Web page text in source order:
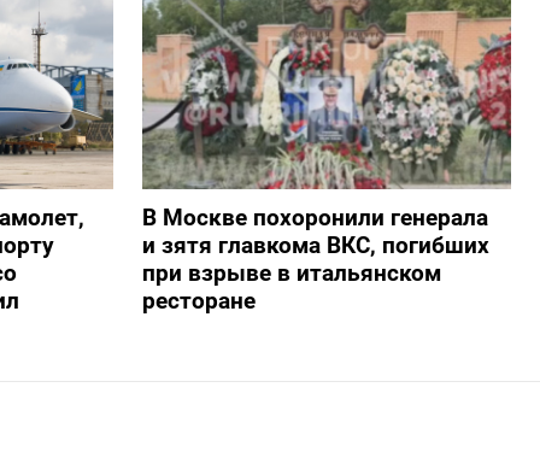
В Москве похоронили генерала
и зятя главкома ВКС, погибших
при взрыве в итальянском
ресторане